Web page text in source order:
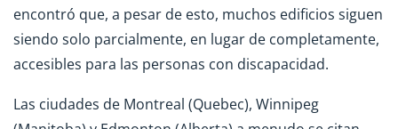
encontró que, a pesar de esto, muchos edificios siguen
siendo solo parcialmente, en lugar de completamente,
accesibles para las personas con discapacidad.
Las ciudades de Montreal (Quebec), Winnipeg